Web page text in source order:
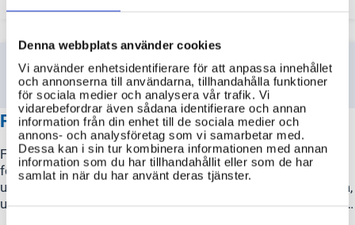
Denna webbplats använder cookies
Vi använder enhetsidentifierare för att anpassa innehållet
och annonserna till användarna, tillhandahålla funktioner
för sociala medier och analysera vår trafik. Vi
vidarebefordrar även sådana identifierare och annan
information från din enhet till de sociala medier och
annons- och analysföretag som vi samarbetar med.
Dessa kan i sin tur kombinera informationen med annan
information som du har tillhandahållit eller som de har
samlat in när du har använt deras tjänster.
Försvarets materielverk (FMV)
FMV är en central aktör som säkerställer att det svenska
försvaret har rätt materiel och tjänster, oavsett om det är
under fredstid, kris eller krig. De ansvarar för att upphandla,
utveckla och leverera allt från stridsflygplan och ubåtar till